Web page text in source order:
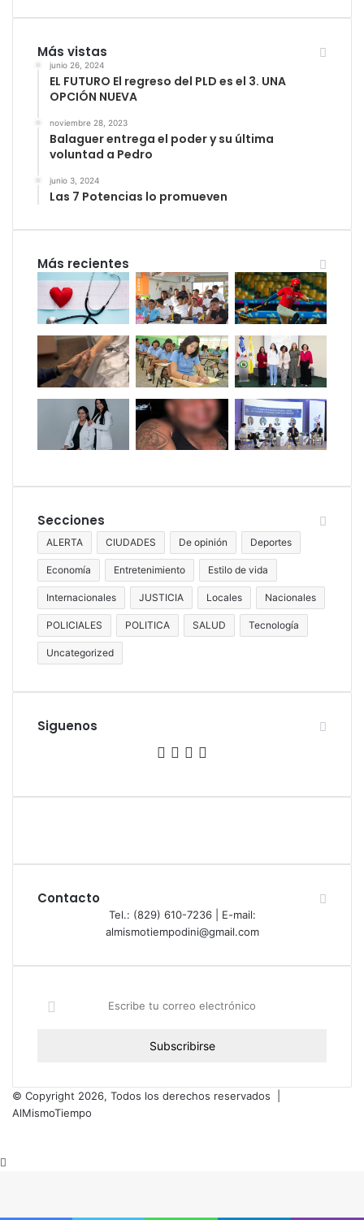
Más vistas
junio 26, 2024
EL FUTURO El regreso del PLD es el 3. UNA
OPCIÓN NUEVA
noviembre 28, 2023
Balaguer entrega el poder y su última
voluntad a Pedro
junio 3, 2024
Las 7 Potencias lo promueven
Más recientes
Secciones
ALERTA CIUDADES De opinión Deportes
Economía Entretenimiento Estilo de vida
Internacionales JUSTICIA Locales Nacionales
POLICIALES POLITICA SALUD Tecnología
Uncategorized
Siguenos
Facebook
Twitter
YouTube
Contacto
Tel.: (829) 610-7236 | E-mail:
almismotiempodini@gmail.com
Escribe
© Copyright 2026, Todos los derechos reservados |
AlMismoTiempo